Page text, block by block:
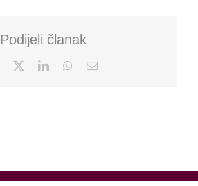
Podijeli članak
Facebook LinkedInWhatsApp
Email: